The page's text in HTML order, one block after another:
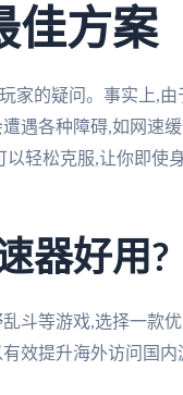
佳方案
家的疑问。事实上,
遇各种障碍,如网速
轻松克服,让你即使
器好用?
斗等游戏,选择一款
效提升海外访问国内